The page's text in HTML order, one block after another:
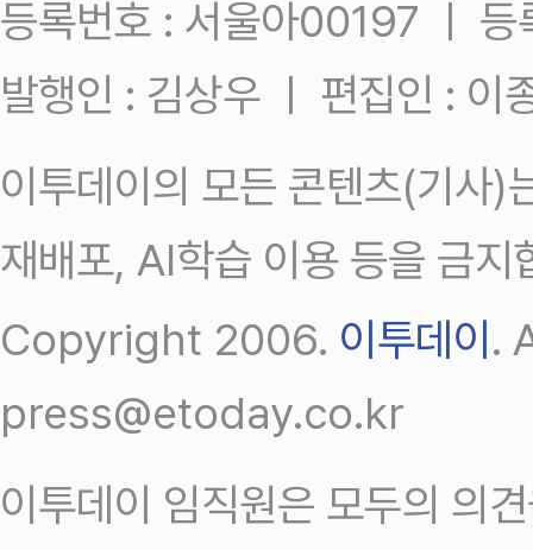
등록번호 : 서울아00197 ㅣ
발행인 : 김상우 ㅣ 편집인 : 이
이투데이의 모든 콘텐츠(기사)
재배포, AI학습 이용 등을 금지
Copyright 2006. 이투데이 .
press@etoday.co.kr
이투데이 임직원은 모두의 의